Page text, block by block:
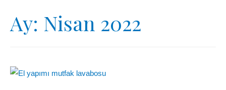
Ay: Nisan 2022